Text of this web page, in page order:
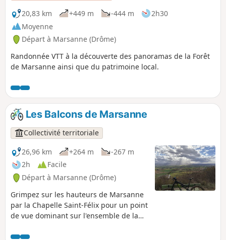
20,83 km
+449 m -444 m
2h30
Moyenne
Départ à Marsanne (Drôme)
Randonnée VTT à la découverte des panoramas de la Forêt
de Marsanne ainsi que du patrimoine local.
Les Balcons de Marsanne
Collectivité territoriale
26,96 km
+264 m
-267 m
2h
Facile
Départ à Marsanne (Drôme)
Grimpez sur les hauteurs de Marsanne
par la Chapelle Saint-Félix pour un point
de vue dominant sur l'ensemble de la
de la hauteur en grimpant sur les